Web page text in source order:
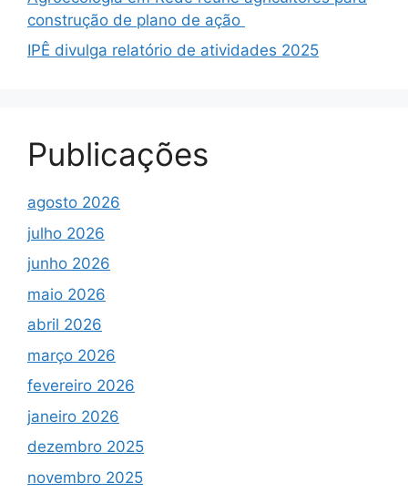
construção de plano de ação
IPÊ divulga relatório de atividades 2025
Publicações
agosto 2026
julho 2026
junho 2026
maio 2026
abril 2026
março 2026
fevereiro 2026
janeiro 2026
dezembro 2025
novembro 2025